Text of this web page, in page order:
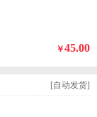
￥45.00
[自动发货]